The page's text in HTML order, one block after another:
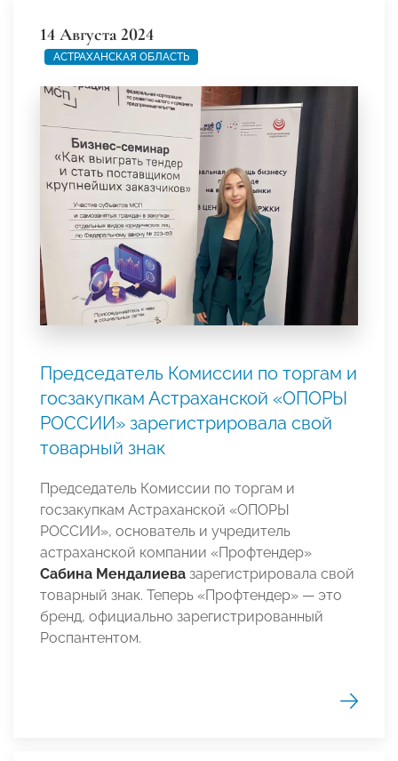
14 Августа 2024
АСТРАХАНСКАЯ ОБЛАСТЬ
Председатель Комиссии по торгам и
госзакупкам Астраханской «ОПОРЫ
РОССИИ» зарегистрировала свой
товарный знак
Председатель Комиссии по торгам и
госзакупкам Астраханской «ОПОРЫ
РОССИИ», основатель и учредитель
астраханской компании «Профтендер»
Сабина Мендалиева зарегистрировала свой
товарный знак. Теперь «Профтендер» — это
бренд, официально зарегистрированный
Роспантентом.